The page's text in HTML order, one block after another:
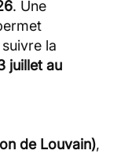
. Une
la
juillet au
de Louvain),